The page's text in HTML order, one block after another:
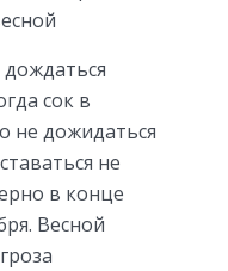
сок в
не дожидаться
не
в конце
Весной